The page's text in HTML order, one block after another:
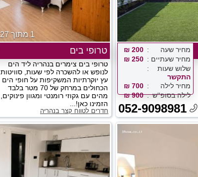
מחיר שעה
200 ₪
מחיר שעתיים
250 ₪
שלוש שעות
התקשר
מחיר לילה
700 ₪
לילה בסופ''ש
900 ₪
052-9098981
1 מתוך 27
טרופי בים
טרופי בים צימרים בנהריה ליד הים
לנופש או להשכרה לפי שעות, סוויטות
עץ יוקרתיות המשקיפות על חופי הים
הכחולים במרחק של 70 מטר בלבד
מהים עם גקוזי רומנטי ומגוון פינוקים,
הזמינו כאן!...
חדרים לטווח קצר בנהריה